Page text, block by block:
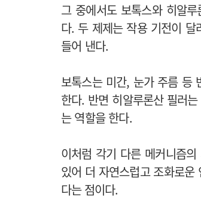
그 중에서도 보톡스와 히알
다. 두 제제는 작용 기전이
들어 낸다.
보톡스는 미간, 눈가 주름 등
한다. 반면 히알루론산 필러
는 역할을 한다.
이처럼 각기 다른 메커니즘
있어 더 자연스럽고 조화로운
다는 점이다.